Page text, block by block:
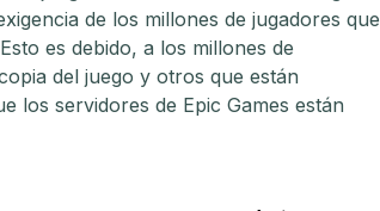
de los millones de jugadores que
es debido, a los millones de
del juego y otros que están
los servidores de Epic Games están